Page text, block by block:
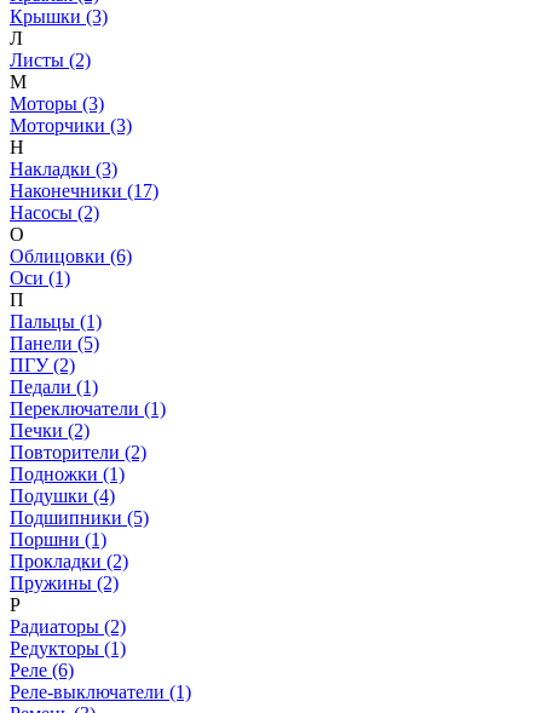
Крышки (3)
Л
Листы (2)
М
Моторы (3)
Моторчики (3)
Н
Накладки (3)
Наконечники (17)
Насосы (2)
О
Облицовки (6)
Оси (1)
П
Пальцы (1)
Панели (5)
ПГУ (2)
Педали (1)
Переключатели (1)
Печки (2)
Повторители (2)
Подножки (1)
Подушки (4)
Подшипники (5)
Поршни (1)
Прокладки (2)
Пружины (2)
Р
Радиаторы (2)
Редукторы (1)
Реле (6)
Реле-выключатели (1)